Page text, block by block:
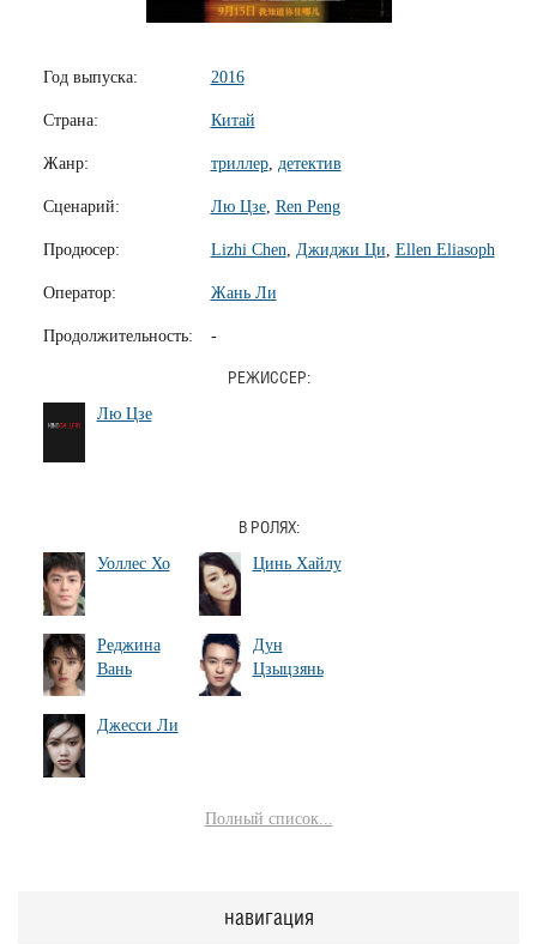
Год выпуска: 2016
Страна: Китай
Жанр: триллер, детектив
Сценарий: Лю Цзе, Ren Peng
Продюсер: Lizhi Chen, Джиджи Ци, Ellen Eliasoph
Оператор: Жань Ли
Продолжительность: -
РЕЖИССЕР:
Лю Цзе
В РОЛЯХ:
Уоллес Хо Цинь Хайлу
Реджина
Вань
Дун
Цзыцзянь
Джесси Ли
Полный список...
навигация